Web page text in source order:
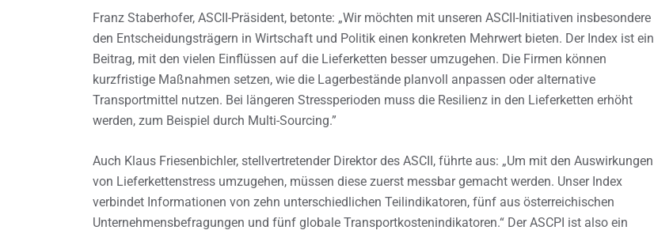
Franz Staberhofer, ASCII-Präsident, betonte: „Wir möchten mit unseren ASCII-Initiativen insbesondere
den Entscheidungsträgern in Wirtschaft und Politik einen konkreten Mehrwert bieten. Der Index ist ein
Beitrag, mit den vielen Einflüssen auf die Lieferketten besser umzugehen. Die Firmen können
kurzfristige Maßnahmen setzen, wie die Lagerbestände planvoll anpassen oder alternative
Transportmittel nutzen. Bei längeren Stressperioden muss die Resilienz in den Lieferketten erhöht
werden, zum Beispiel durch Multi-Sourcing.”
Auch Klaus Friesenbichler, stellvertretender Direktor des ASCII, führte aus: „Um mit den Auswirkungen
von Lieferkettenstress umzugehen, müssen diese zuerst messbar gemacht werden. Unser Index
verbindet Informationen von zehn unterschiedlichen Teilindikatoren, fünf aus österreichischen
Unternehmensbefragungen und fünf globale Transportkostenindikatoren.“ Der ASCPI ist also ein